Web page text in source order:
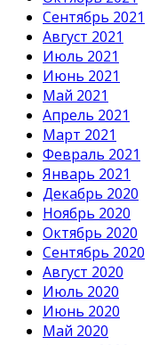
Сентябрь 2021
Август 2021
Июль 2021
Июнь 2021
Май 2021
Апрель 2021
Март 2021
Февраль 2021
Январь 2021
Декабрь 2020
Ноябрь 2020
Октябрь 2020
Сентябрь 2020
Август 2020
Июль 2020
Июнь 2020
Май 2020